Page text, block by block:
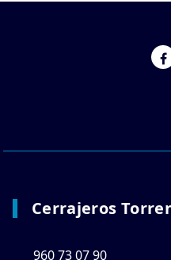
Cerrajeros
960 73 07 90